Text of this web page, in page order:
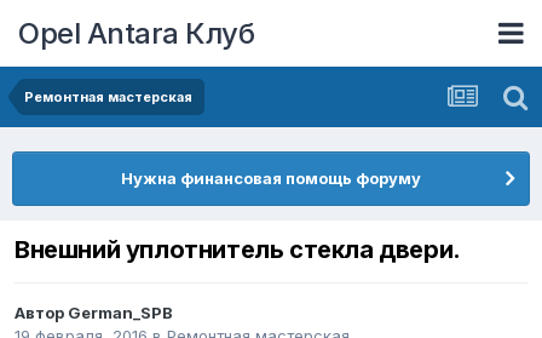
Opel Antara Клуб
Ремонтная мастерская
Нужна финансовая помощь форуму
Внешний уплотнитель стекла двери.
Автор German_SPB